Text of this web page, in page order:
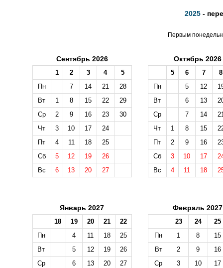
2025 -
Первым
Сентябрь 2026
1 2 3 4
5
Пн
7 14 21
28
Вт
1 8 15 22
29
Ср
2 9 16 23
30
Чт
3 10 17
24
Пт
4 11 18
25
Сб
5 12 19
26
Вс
6 13 20 27
Октябрь 2026
5 6 7
8
Пн
5 12
Вт
6 13
Ср
7 14
Чт
1 8 15
Пт
2 9 16
Сб
3 10 17
Вс
4 11 18
Январь 2027
18 19 20 21
22
Пн
4 11 18
25
Вт
5 12 19
26
Ср
6 13 20
27
Февраль 2027
23 24
25
Пн
1 8
15
Вт
2 9
16
Ср
3 10
17